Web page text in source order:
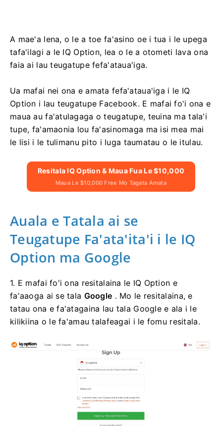
A mae'a lena, o le a toe fa'asino oe i tua i le upega
tafa'ilagi a le IQ Option, lea o le a otometi lava ona
faia ai lau teugatupe fefa'ataua'iga.
Ua mafai nei ona e amata fefa'ataua'iga i le IQ
Option i lau teugatupe Facebook. E mafai fo'i ona e
maua au fa'atulagaga o teugatupe, teuina ma tala'i
tupe, fa'amaonia lou fa'asinomaga ma isi mea mai
le lisi i le tulimanu pito i luga taumatau o le itulau.
Resitala IQ Option & Maua Fua Le $10,000
Maua Le $10,000 Free Mo Tagata Amata
Auala e Tatala ai se
Teugatupe Fa'ata'ita'i i le IQ
Option ma Google
1. E mafai fo'i ona resitalaina le IQ Option e
fa'aaoga ai se tala Google . Mo le resitalaina, e
tatau ona e fa'atagaina lau tala Google e ala i le
kilikiina o le fa'amau talafeagai i le fomu resitala.